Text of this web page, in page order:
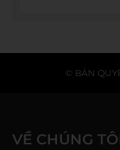
© BẢN
VỀ CHÚNG